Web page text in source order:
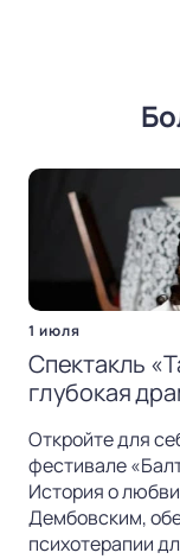
1 июля
Спектакль
глубокая
Откройте для
фестивале
История о
Дембовским,
психотерапии